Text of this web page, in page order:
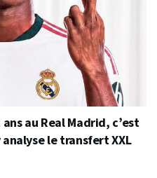
au Real Madrid, c’est
le transfert XXL